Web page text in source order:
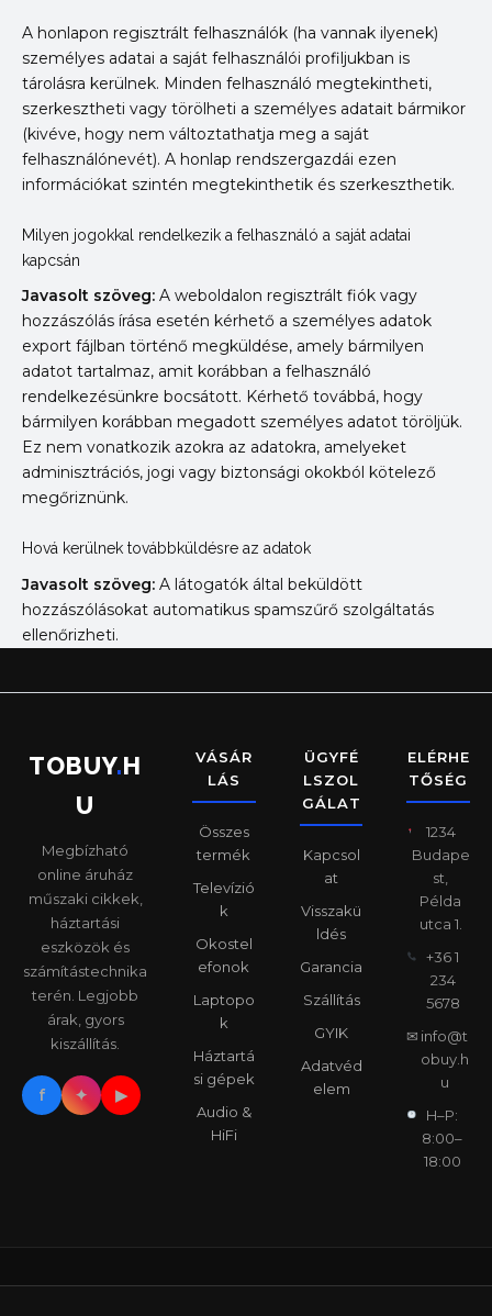
A honlapon regisztrált felhasználók (ha vannak ilyenek)
személyes adatai a saját felhasználói profiljukban is
tárolásra kerülnek. Minden felhasználó megtekintheti,
szerkesztheti vagy törölheti a személyes adatait bármikor
(kivéve, hogy nem változtathatja meg a saját
felhasználónevét). A honlap rendszergazdái ezen
információkat szintén megtekinthetik és szerkeszthetik.
Milyen jogokkal rendelkezik a felhasználó a saját adatai
kapcsán
Javasolt szöveg: A weboldalon regisztrált fiók vagy
hozzászólás írása esetén kérhető a személyes adatok
export fájlban történő megküldése, amely bármilyen
adatot tartalmaz, amit korábban a felhasználó
rendelkezésünkre bocsátott. Kérhető továbbá, hogy
bármilyen korábban megadott személyes adatot töröljük.
Ez nem vonatkozik azokra az adatokra, amelyeket
adminisztrációs, jogi vagy biztonsági okokból kötelező
megőriznünk.
Hová kerülnek továbbküldésre az adatok
Javasolt szöveg: A látogatók által beküldött
hozzászólásokat automatikus spamszűrő szolgáltatás
ellenőrizheti.
TOBUY.H
U
Megbízható
online áruház
műszaki cikkek,
háztartási
eszközök és
számítástechnika
terén. Legjobb
árak, gyors
kiszállítás.
f ✦ ▶
VÁSÁR
LÁS
Összes
termék
Televízió
k
Okostel
efonok
Laptopo
k
Háztartá
si gépek
Audio &
HiFi
ÜGYFÉ
LSZOL
GÁLAT
Kapcsol
at
Visszakü
ldés
Garancia
Szállítás
GYIK
Adatvéd
elem
ELÉRHE
TŐSÉG
1234
Budape
st,
Példa
utca 1.
+36 1
234
5678
✉ info@t
obuy.h
u
H–P:
8:00–
18:00